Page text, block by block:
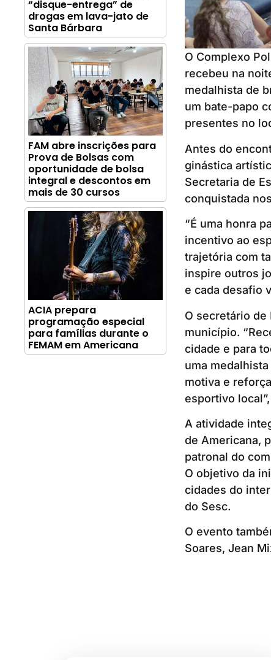
“disque-entrega” de
drogas em lava-jato de
Santa Bárbara
FAM abre inscrições para
Prova de Bolsas com
oportunidade de bolsa
integral e descontos em
mais de 30 cursos
ACIA prepara
programação especial
para famílias durante o
FEMAM em Americana
O Complexo
recebeu na
medalhista de
um bate-papo
presentes no
Antes do
ginástica
Secretaria de
conquistada
“É uma honra
incentivo ao
trajetória com
inspire outros
e cada desafio
O secretário de
município.
cidade e para
uma
motiva e
esportivo
A atividade
de Americana,
patronal do
O objetivo da
cidades do
do Sesc.
O evento
Soares, Jean